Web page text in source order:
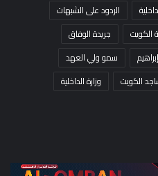
الردود على الشبهات
الكويت
جريدة الوفاق
سمو ولي العهد
الكويت
وزارة الداخلية